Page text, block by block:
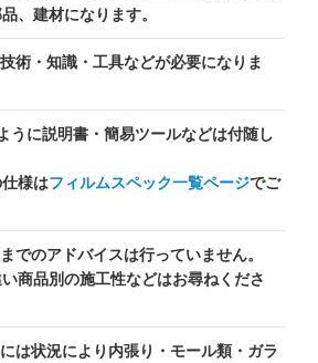
、建材になります。
術・知識・工具などが必要になりま
うに説明書・簡易ツールなどは付随し
仕様はフィルムスペック一覧ページでご
でのアドバイスは行っていません。
い商品別の施工性などはお尋ねくださ
は状況により内張り・モール類・ガラ